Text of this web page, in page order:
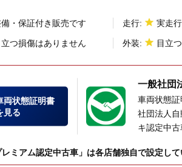
・保証付き販売です 走行: 実走
立つ損傷はありません 外装: 目立
両状態証明書
見る
一般社団
車両状態
社団法人
キ認定中
ミアム認定中古車」は各店舗独自で設定し